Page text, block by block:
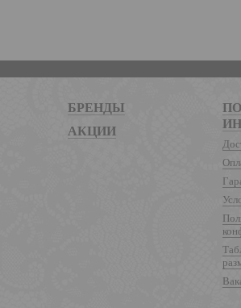
БРЕНДЫ
АКЦИИ